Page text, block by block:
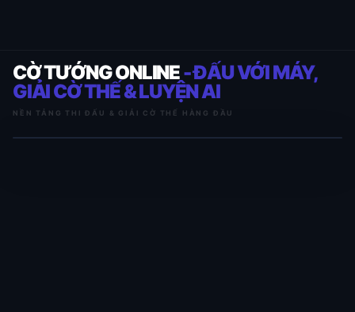
CỜ TƯỚNG ONLINE- ĐẤU VỚI MÁY,
GIẢI CỜ THẾ & LUYỆN AI
NỀN TẢNG THI ĐẤU & GIẢI CỜ THẾ HÀNG ĐẦU